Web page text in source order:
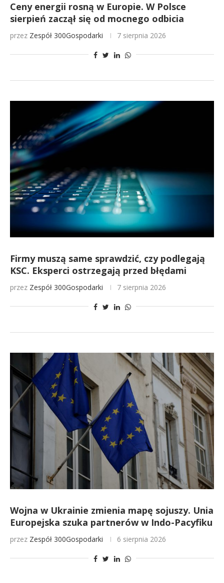
Ceny energii rosną w Europie. W Polsce
sierpień zaczął się od mocnego odbicia
przez Zespół 300Gospodarki 7 sierpnia 2026
Firmy muszą same sprawdzić, czy podlegają
KSC. Eksperci ostrzegają przed błędami
przez Zespół 300Gospodarki 7 sierpnia 2026
Wojna w Ukrainie zmienia mapę sojuszy. Unia
Europejska szuka partnerów w Indo-Pacyfiku
przez Zespół 300Gospodarki 6 sierpnia 2026